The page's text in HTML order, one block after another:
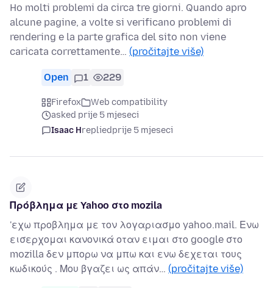
Ho molti problemi da circa tre giorni. Quando apro
alcune pagine, a volte si verificano problemi di
rendering e la parte grafica del sito non viene
caricata correttamente… (pročitajte više)
Open 1 229
Firefox
Web compatibility
asked prije 5 mjeseci
Isaac Hrepliedprije 5 mjeseci
Πρόβλημα με Yahoo στο mozila
'εχω προβλημα με τον λογαριασμο yahoo.mail. Ενω
εισερχομαι κανονικά οταν ειμαι στο google στο
mozilla δεν μπορω να μπω και ενω δεχεται τους
κωδικούς . Μου βγαζει ως απάν… (pročitajte više)